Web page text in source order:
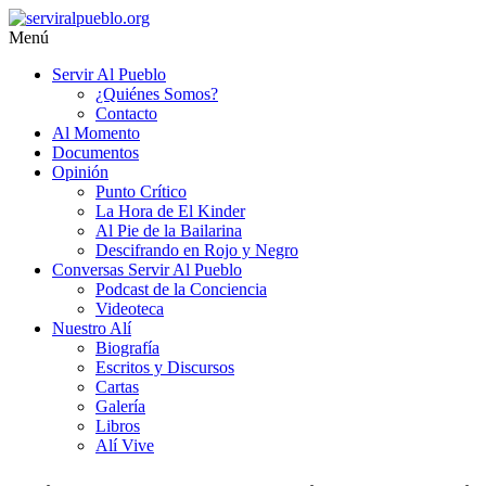
Saltar
al
#SomosServirAlPueblo
Menú
Servir Al Pueblo
¿Quiénes Somos?
Contacto
Al Momento
Documentos
Opinión
Punto Crítico
La Hora de El Kinder
Al Pie de la Bailarina
Descifrando en Rojo y Negro
Conversas Servir Al Pueblo
Podcast de la Conciencia
Videoteca
Nuestro Alí
Biografía
Escritos y Discursos
Cartas
Galería
Libros
Alí Vive